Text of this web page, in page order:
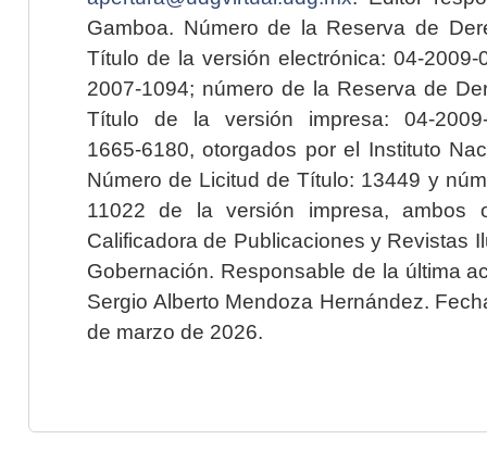
Gamboa. Número de la Reserva de
Título de la versión electrónica: 04-2009-
2007-1094; número de la Reserva de
Título de la versión impresa: 04-2009-
1665-6180, otorgados por el Instituto
Número de Licitud de Título: 13449 y
11022 de la versión impresa, ambos
Calificadora de Publicaciones y Revistas
Gobernación. Responsable de la última
Sergio Alberto Mendoza Hernández.
de marzo de 2026.